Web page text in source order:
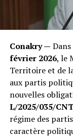
sont
« Nous perdons
Quand on les
transformé en
impossibles à
rencontré lors de
confirment une
intestinales
déjà fragile. »
Conakry —
février 2026, le
Territoire et de
aux partis
nouvelles
L/2025/035/
régime des
caractère